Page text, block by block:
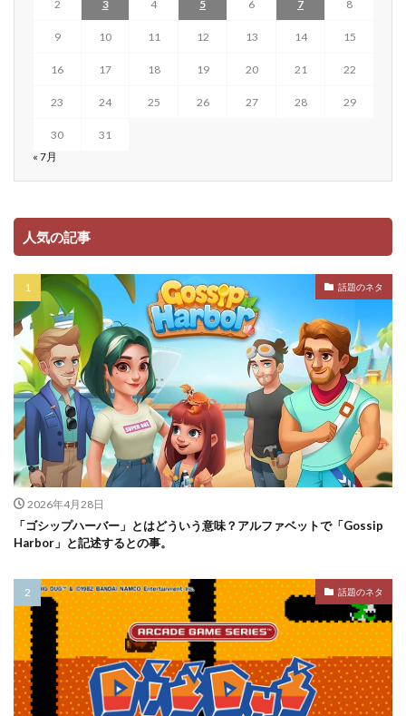
2 3 4 5 6 7 8
9 10 11 12 13 14 15
16 17 18 19 20 21 22
23 24 25 26 27 28 29
30
31
« 7月
人気の記事
話題のネタ
2026年4月28日
「ゴシップハーバー」とはどういう意味？アルファベットで「Gossip
Harbor」と記述するとの事。
話題のネタ